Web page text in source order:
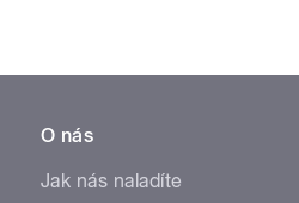
O nás
Jak nás naladíte